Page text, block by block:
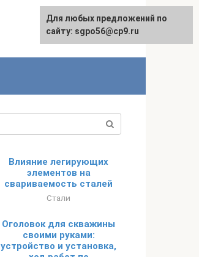
English
Влияние легирующих
элементов на
свариваемость сталей
Стали
Оголовок для скважины
своими руками:
устройство и установка,
Для любых предложений по
сайту: sgpo56@cp9.ru